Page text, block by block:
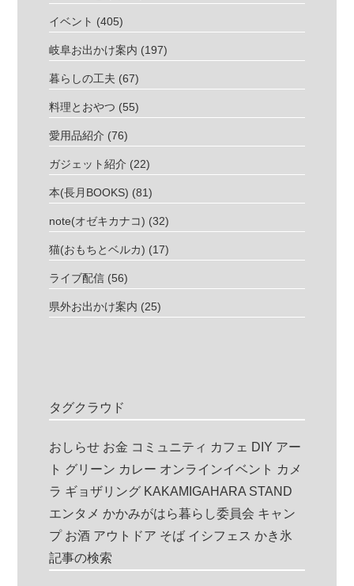
イベント (405)
岐阜お出かけ案内 (197)
暮らしの工夫 (67)
料理とおやつ (55)
愛用品紹介 (76)
ガジェット紹介 (22)
本(長月BOOKS) (81)
note(オゼキカナコ) (32)
猫(おもちとベルカ) (17)
ライブ配信 (56)
県外お出かけ案内 (25)
タグクラウド
おしらせ お金 コミュニティ カフェ DIY アー
ト グリーン カレー オンラインイベント カメ
ラ ギョザリング KAKAMIGAHARA STAND
エンタメ かかみがはら暮らし委員会 キャン
プ お酒 アウトドア そば イシフェス かき氷
記事の検索